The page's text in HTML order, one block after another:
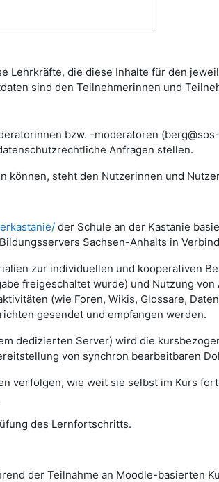
Lehrkräfte, die diese Inhalte für den
sind den Teilnehmerinnen und
bzw. -moderatoren
Anfragen stellen.
können, steht den Nutzerinnen und
der Schule an der Kastanie
Sachsen-Anhalts in
zur individuellen und kooperativen
freigeschaltet wurde) und Nutzung
(wie Foren, Wikis, Glossare,
gesendet und empfangen werden.
dedizierten Server) wird die
von synchron bearbeitbaren
verfolgen, wie weit sie selbst im Kurs
des Lernfortschritts.
der Teilnahme an Moodle-basierten